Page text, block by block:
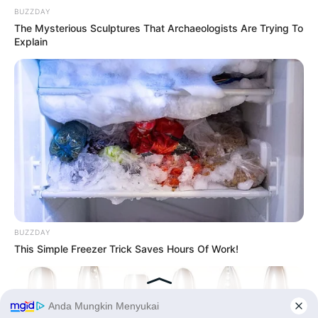
BUZZDAY
The Mysterious Sculptures That Archaeologists Are Trying To
Explain
BUZZDAY
This Simple Freezer Trick Saves Hours Of Work!